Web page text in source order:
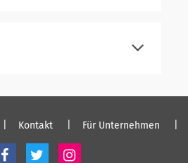
Kontakt Für Unternehmen